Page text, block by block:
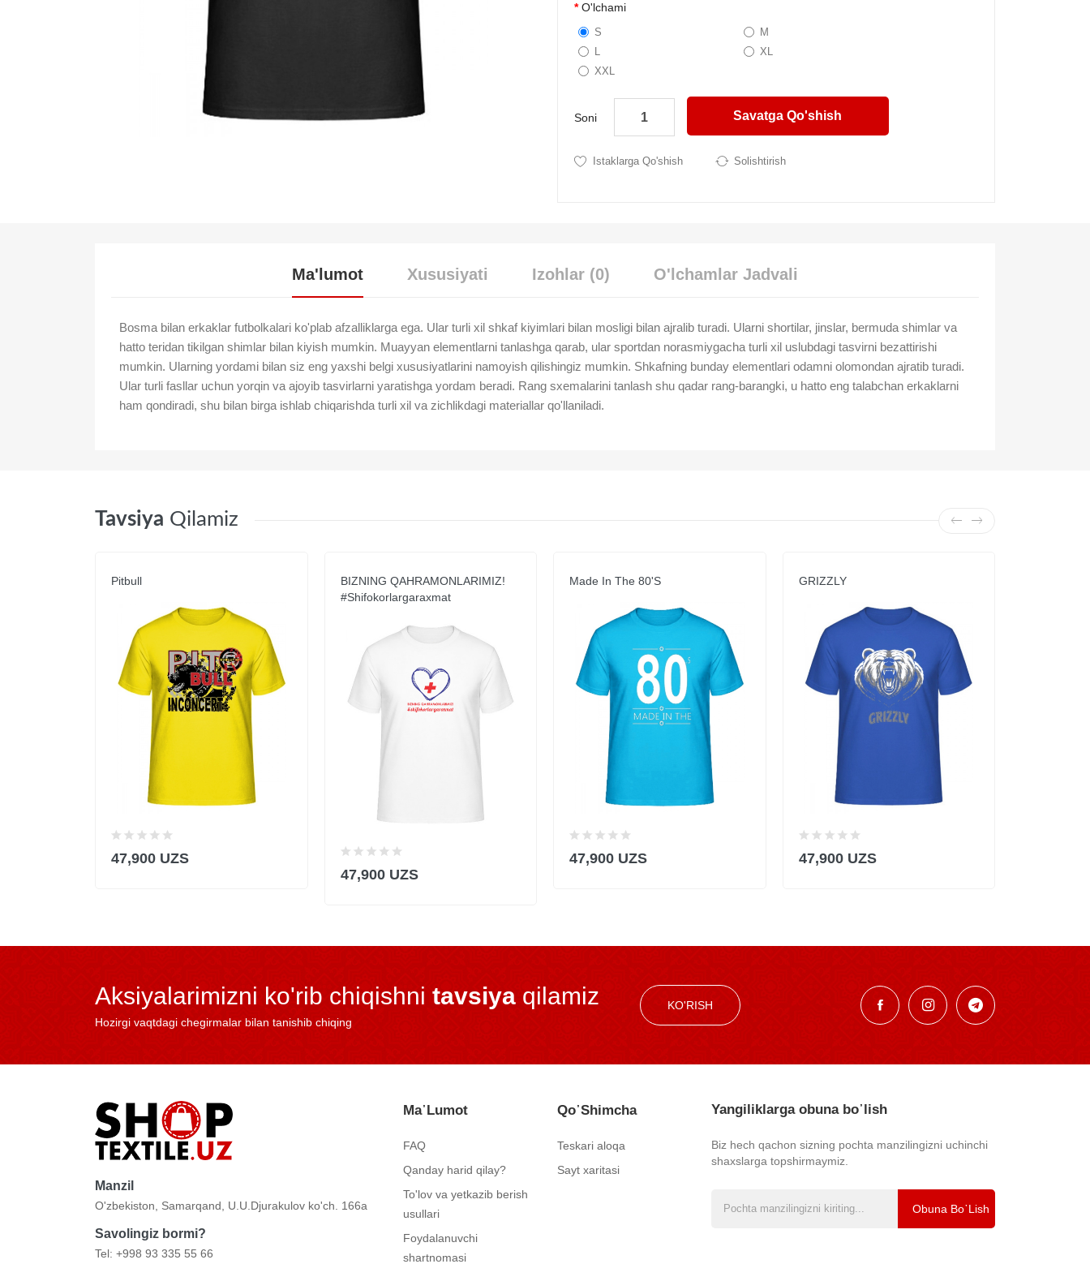
O'lchami
S
M
L
XL
XXL
Soni Savatga Qo'shish
Istaklarga Qo'shish Solishtirish
Ma'lumot Xususiyati Izohlar (0) O'lchamlar Jadvali
Bosma bilan erkaklar futbolkalari ko'plab afzalliklarga ega. Ular turli xil shkaf kiyimlari bilan mosligi bilan ajralib turadi. Ularni shortilar, jinslar, bermuda shimlar va
hatto teridan tikilgan shimlar bilan kiyish mumkin. Muayyan elementlarni tanlashga qarab, ular sportdan norasmiygacha turli xil uslubdagi tasvirni bezattirishi
mumkin. Ularning yordami bilan siz eng yaxshi belgi xususiyatlarini namoyish qilishingiz mumkin. Shkafning bunday elementlari odamni olomondan ajratib turadi.
Ular turli fasllar uchun yorqin va ajoyib tasvirlarni yaratishga yordam beradi. Rang sxemalarini tanlash shu qadar rang-barangki, u hatto eng talabchan erkaklarni
ham qondiradi, shu bilan birga ishlab chiqarishda turli xil va zichlikdagi materiallar qo'llaniladi.
Tavsiya Qilamiz
Pitbull
47,900 UZS
BIZNING QAHRAMONLARIMIZ!
#shifokorlargaraxmat
47,900 UZS
Made In The 80's
47,900 UZS
GRIZZLY
47,900 UZS
Aksiyalarimizni ko'rib chiqishni tavsiya qilamiz
Hozirgi vaqtdagi chegirmalar bilan tanishib chiqing
KO'RISH
Manzil
O'zbekiston, Samarqand, U.U.Djurakulov ko'ch. 166a
Savolingiz bormi?
Tel: +998 93 335 55 66
Ma᾿lumot
FAQ
Qanday harid qilay?
To'lov va yetkazib berish
usullari
Foydalanuvchi
shartnomasi
Qo᾿shimcha
Teskari aloqa
Sayt xaritasi
Yangiliklarga obuna bo᾿lish
Biz hech qachon sizning pochta manzilingizni uchinchi
shaxslarga topshirmaymiz.
Obuna Bo᾿lish